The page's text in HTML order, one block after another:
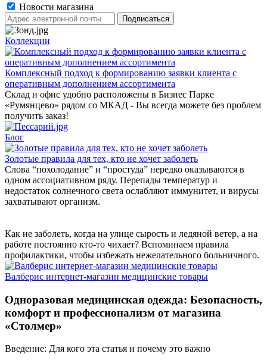
Новости магазина
Коллекции
Комплексный подход к формированию заявки клиента с
оперативным дополнением ассортимента
Склад и офис удобно расположены в Бизнес Парке
«Румянцево» рядом со МКАД - Вы всегда можете без проблем
получить заказ!
Блог
Золотые правила для тех, кто не хочет заболеть
Слова “похолодание” и “простуда” нередко оказываются в
одном ассоциативном ряду. Перепады температур и
недостаток солнечного света ослабляют иммунитет, и вирусы
захватывают организм.
Как не заболеть, когда на улице сырость и ледяной ветер, а на
работе постоянно кто-то чихает? Вспоминаем правила
профилактики, чтобы избежать нежелательного больничного.
Валберис интернет-магазин медицинские товары
Одноразовая медицинская одежда: Безопасность,
комфорт и профессионализм от магазина
«Столмер»
Введение: Для кого эта статья и почему это важно